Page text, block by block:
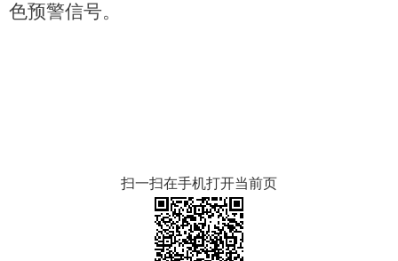
色预警信号。
扫一扫在手机打开当前页